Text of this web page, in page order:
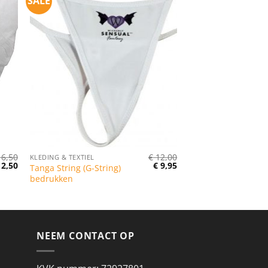
Huidige
prijs
KLEDING & TEXTIEL
Tanga String (G-String)
bedrukken
€12,00
Oorspronkelijke
prijs
€ 9,95Huidige
NEEM CONTACT OP